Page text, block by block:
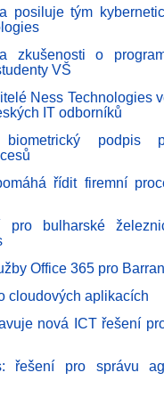
posiluje tým
zkušenosti o
VŠ
Ness Technologies
IT odborníků
biometrický podpis
řídit firemní
pro bulharské
Office 365 pro
cloudových aplikacích
nová ICT řešení
řešení pro správu